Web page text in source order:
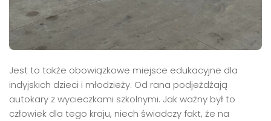
Jest to także obowiązkowe miejsce edukacyjne dla
indyjskich dzieci i młodzieży. Od rana podjeżdżają
autokary z wycieczkami szkolnymi. Jak ważny był to
człowiek dla tego kraju, niech świadczy fakt, że na